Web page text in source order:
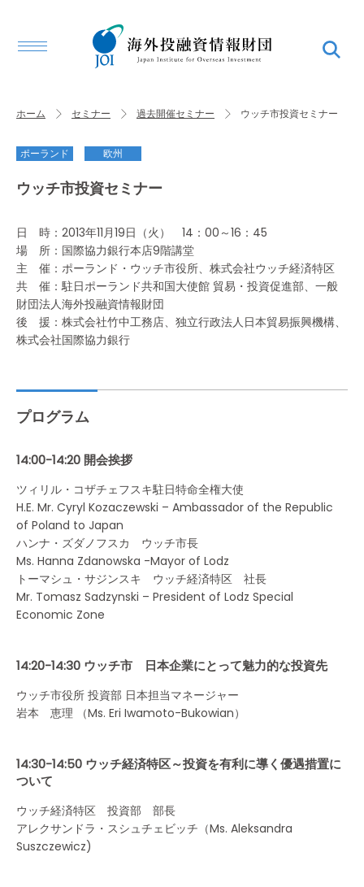
ホーム セミナー 過去開催セミナー ウッチ市投資セミナー
ポーランド 欧州
ウッチ市投資セミナー
日 時：2013年11月19日（火） 14：00～16：45
場 所：国際協力銀行本店9階講堂
主 催：ポーランド・ウッチ市役所、株式会社ウッチ経済特区
共 催：駐日ポーランド共和国大使館 貿易・投資促進部、一般
財団法人海外投融資情報財団
後 援：株式会社竹中工務店、独立行政法人日本貿易振興機構、
株式会社国際協力銀行
プログラム
14:00-14:20 開会挨拶
ツィリル・コザチェフスキ駐日特命全権大使
H.E. Mr. Cyryl Kozaczewski – Ambassador of the Republic
of Poland to Japan
ハンナ・ズダノフスカ ウッチ市長
Ms. Hanna Zdanowska -Mayor of Lodz
トーマシュ・サジンスキ ウッチ経済特区 社長
Mr. Tomasz Sadzynski – President of Lodz Special
Economic Zone
14:20-14:30 ウッチ市 日本企業にとって魅力的な投資先
ウッチ市役所 投資部 日本担当マネージャー
岩本 恵理 （Ms. Eri Iwamoto-Bukowian）
14:30-14:50 ウッチ経済特区～投資を有利に導く優遇措置に
ついて
ウッチ経済特区 投資部 部長
アレクサンドラ・スシュチェビッチ（Ms. Aleksandra
Suszczewicz)